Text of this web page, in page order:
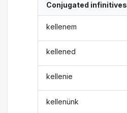
Conjugated infinitives
kellenem
kellened
kellenie
kellenünk